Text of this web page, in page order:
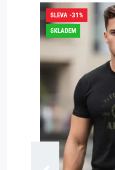
SLEVA -31%
SKLADEM